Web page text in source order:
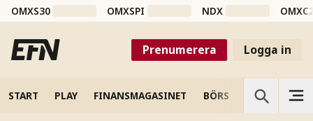
OMXS30 OMXSPI NDX
Prenumerera Logga in
START PLAY FINANSMAGASINET BÖRS VETENSKAP